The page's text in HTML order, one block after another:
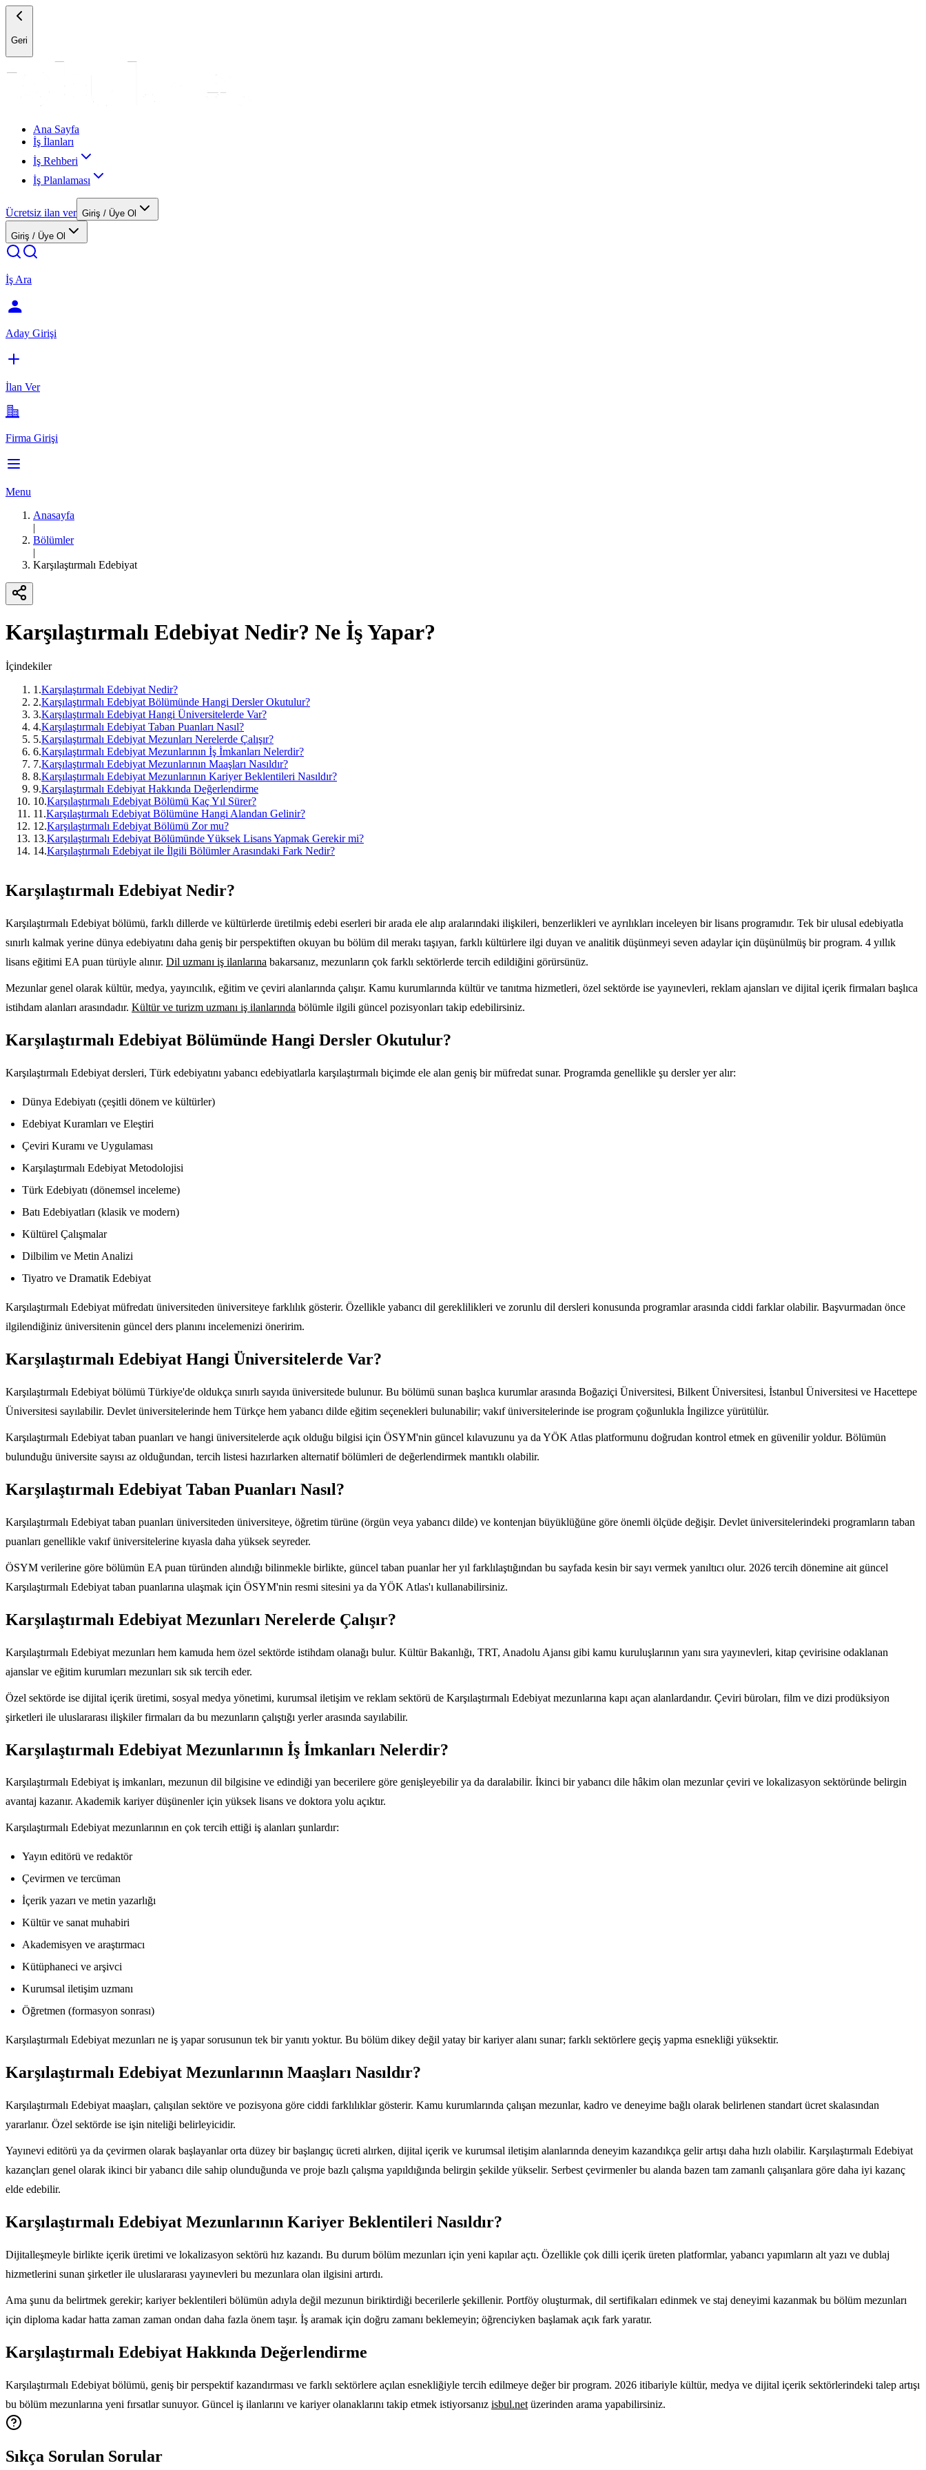
Geri
Ana Sayfa
İş İlanları
İş Rehberi
İş Planlaması
Ücretsiz ilan ver Giriş / Üye Ol
Giriş / Üye Ol
İş Ara
Aday Girişi
İlan Ver
Firma Girişi
Menu
Anasayfa
|
Bölümler
|
Karşılaştırmalı Edebiyat
Karşılaştırmalı Edebiyat Nedir? Ne İş Yapar?
İçindekiler
1 .Karşılaştırmalı Edebiyat Nedir?
2.Karşılaştırmalı Edebiyat Bölümünde Hangi Dersler Okutulur?
3.Karşılaştırmalı Edebiyat Hangi Üniversitelerde Var?
4.Karşılaştırmalı Edebiyat Taban Puanları Nasıl?
5.Karşılaştırmalı Edebiyat Mezunları Nerelerde Çalışır?
6.Karşılaştırmalı Edebiyat Mezunlarının İş İmkanları Nelerdir?
7.Karşılaştırmalı Edebiyat Mezunlarının Maaşları Nasıldır?
8.Karşılaştırmalı Edebiyat Mezunlarının Kariyer Beklentileri Nasıldır?
9.Karşılaştırmalı Edebiyat Hakkında Değerlendirme
10.Karşılaştırmalı Edebiyat Bölümü Kaç Yıl Sürer?
11 .Karşılaştırmalı Edebiyat Bölümüne Hangi Alandan Gelinir?
12.Karşılaştırmalı Edebiyat Bölümü Zor mu?
13.Karşılaştırmalı Edebiyat Bölümünde Yüksek Lisans Yapmak Gerekir mi?
14.Karşılaştırmalı Edebiyat ile İlgili Bölümler Arasındaki Fark Nedir?
Karşılaştırmalı Edebiyat Nedir?
Karşılaştırmalı Edebiyat bölümü, farklı dillerde ve kültürlerde üretilmiş edebi eserleri bir arada ele alıp aralarındaki ilişkileri, benzerlikleri ve ayrılıkları inceleyen bir lisans programıdır. Tek bir ulusal edebiyatla
sınırlı kalmak yerine dünya edebiyatını daha geniş bir perspektiften okuyan bu bölüm dil merakı taşıyan, farklı kültürlere ilgi duyan ve analitik düşünmeyi seven adaylar için düşünülmüş bir program. 4 yıllık
lisans eğitimi EA puan türüyle alınır. Dil uzmanı iş ilanlarına bakarsanız, mezunların çok farklı sektörlerde tercih edildiğini görürsünüz.
Mezunlar genel olarak kültür, medya, yayıncılık, eğitim ve çeviri alanlarında çalışır. Kamu kurumlarında kültür ve tanıtma hizmetleri, özel sektörde ise yayınevleri, reklam ajansları ve dijital içerik firmaları başlıca
istihdam alanları arasındadır. Kültür ve turizm uzmanı iş ilanlarında bölümle ilgili güncel pozisyonları takip edebilirsiniz.
Karşılaştırmalı Edebiyat Bölümünde Hangi Dersler Okutulur?
Karşılaştırmalı Edebiyat dersleri, Türk edebiyatını yabancı edebiyatlarla karşılaştırmalı biçimde ele alan geniş bir müfredat sunar. Programda genellikle şu dersler yer alır:
Dünya Edebiyatı (çeşitli dönem ve kültürler)
Edebiyat Kuramları ve Eleştiri
Çeviri Kuramı ve Uygulaması
Karşılaştırmalı Edebiyat Metodolojisi
Türk Edebiyatı (dönemsel inceleme)
Batı Edebiyatları (klasik ve modern)
Kültürel Çalışmalar
Dilbilim ve Metin Analizi
Tiyatro ve Dramatik Edebiyat
Karşılaştırmalı Edebiyat müfredatı üniversiteden üniversiteye farklılık gösterir. Özellikle yabancı dil gereklilikleri ve zorunlu dil dersleri konusunda programlar arasında ciddi farklar olabilir. Başvurmadan önce
ilgilendiğiniz üniversitenin güncel ders planını incelemenizi öneririm.
Karşılaştırmalı Edebiyat Hangi Üniversitelerde Var?
Karşılaştırmalı Edebiyat bölümü Türkiye'de oldukça sınırlı sayıda üniversitede bulunur. Bu bölümü sunan başlıca kurumlar arasında Boğaziçi Üniversitesi, Bilkent Üniversitesi, İstanbul Üniversitesi ve Hacettepe
Üniversitesi sayılabilir. Devlet üniversitelerinde hem Türkçe hem yabancı dilde eğitim seçenekleri bulunabilir; vakıf üniversitelerinde ise program çoğunlukla İngilizce yürütülür.
Karşılaştırmalı Edebiyat taban puanları ve hangi üniversitelerde açık olduğu bilgisi için ÖSYM'nin güncel kılavuzunu ya da YÖK Atlas platformunu doğrudan kontrol etmek en güvenilir yoldur. Bölümün
bulunduğu üniversite sayısı az olduğundan, tercih listesi hazırlarken alternatif bölümleri de değerlendirmek mantıklı olabilir.
Karşılaştırmalı Edebiyat Taban Puanları Nasıl?
Karşılaştırmalı Edebiyat taban puanları üniversiteden üniversiteye, öğretim türüne (örgün veya yabancı dilde) ve kontenjan büyüklüğüne göre önemli ölçüde değişir. Devlet üniversitelerindeki programların taban
puanları genellikle vakıf üniversitelerine kıyasla daha yüksek seyreder.
ÖSYM verilerine göre bölümün EA puan türünden alındığı bilinmekle birlikte, güncel taban puanlar her yıl farklılaştığından bu sayfada kesin bir sayı vermek yanıltıcı olur. 2026 tercih dönemine ait güncel
Karşılaştırmalı Edebiyat taban puanlarına ulaşmak için ÖSYM'nin resmi sitesini ya da YÖK Atlas'ı kullanabilirsiniz.
Karşılaştırmalı Edebiyat Mezunları Nerelerde Çalışır?
Karşılaştırmalı Edebiyat mezunları hem kamuda hem özel sektörde istihdam olanağı bulur. Kültür Bakanlığı, TRT, Anadolu Ajansı gibi kamu kuruluşlarının yanı sıra yayınevleri, kitap çevirisine odaklanan
ajanslar ve eğitim kurumları mezunları sık sık tercih eder.
Özel sektörde ise dijital içerik üretimi, sosyal medya yönetimi, kurumsal iletişim ve reklam sektörü de Karşılaştırmalı Edebiyat mezunlarına kapı açan alanlardandır. Çeviri büroları, film ve dizi prodüksiyon
şirketleri ile uluslararası ilişkiler firmaları da bu mezunların çalıştığı yerler arasında sayılabilir.
Karşılaştırmalı Edebiyat Mezunlarının İş İmkanları Nelerdir?
Karşılaştırmalı Edebiyat iş imkanları, mezunun dil bilgisine ve edindiği yan becerilere göre genişleyebilir ya da daralabilir. İkinci bir yabancı dile hâkim olan mezunlar çeviri ve lokalizasyon sektöründe belirgin
avantaj kazanır. Akademik kariyer düşünenler için yüksek lisans ve doktora yolu açıktır.
Karşılaştırmalı Edebiyat mezunlarının en çok tercih ettiği iş alanları şunlardır:
Yayın editörü ve redaktör
Çevirmen ve tercüman
İçerik yazarı ve metin yazarlığı
Kültür ve sanat muhabiri
Akademisyen ve araştırmacı
Kütüphaneci ve arşivci
Kurumsal iletişim uzmanı
Öğretmen (formasyon sonrası)
Karşılaştırmalı Edebiyat mezunları ne iş yapar sorusunun tek bir yanıtı yoktur. Bu bölüm dikey değil yatay bir kariyer alanı sunar; farklı sektörlere geçiş yapma esnekliği yüksektir.
Karşılaştırmalı Edebiyat Mezunlarının Maaşları Nasıldır?
Karşılaştırmalı Edebiyat maaşları, çalışılan sektöre ve pozisyona göre ciddi farklılıklar gösterir. Kamu kurumlarında çalışan mezunlar, kadro ve deneyime bağlı olarak belirlenen standart ücret skalasından
yararlanır. Özel sektörde ise işin niteliği belirleyicidir.
Yayınevi editörü ya da çevirmen olarak başlayanlar orta düzey bir başlangıç ücreti alırken, dijital içerik ve kurumsal iletişim alanlarında deneyim kazandıkça gelir artışı daha hızlı olabilir. Karşılaştırmalı Edebiyat
kazançları genel olarak ikinci bir yabancı dile sahip olunduğunda ve proje bazlı çalışma yapıldığında belirgin şekilde yükselir. Serbest çevirmenler bu alanda bazen tam zamanlı çalışanlara göre daha iyi kazanç
elde edebilir.
Karşılaştırmalı Edebiyat Mezunlarının Kariyer Beklentileri Nasıldır?
Dijitalleşmeyle birlikte içerik üretimi ve lokalizasyon sektörü hız kazandı. Bu durum bölüm mezunları için yeni kapılar açtı. Özellikle çok dilli içerik üreten platformlar, yabancı yapımların alt yazı ve dublaj
hizmetlerini sunan şirketler ile uluslararası yayınevleri bu mezunlara olan ilgisini artırdı.
Ama şunu da belirtmek gerekir; kariyer beklentileri bölümün adıyla değil mezunun biriktirdiği becerilerle şekillenir. Portföy oluşturmak, dil sertifikaları edinmek ve staj deneyimi kazanmak bu bölüm mezunları
için diploma kadar hatta zaman zaman ondan daha fazla önem taşır. İş aramak için doğru zamanı beklemeyin; öğrenciyken başlamak açık fark yaratır.
Karşılaştırmalı Edebiyat Hakkında Değerlendirme
Karşılaştırmalı Edebiyat bölümü, geniş bir perspektif kazandırması ve farklı sektörlere açılan esnekliğiyle tercih edilmeye değer bir program. 2026 itibariyle kültür, medya ve dijital içerik sektörlerindeki talep artışı
bu bölüm mezunlarına yeni fırsatlar sunuyor. Güncel iş ilanlarını ve kariyer olanaklarını takip etmek istiyorsanız isbul.net üzerinden arama yapabilirsiniz.
Sıkça Sorulan Sorular